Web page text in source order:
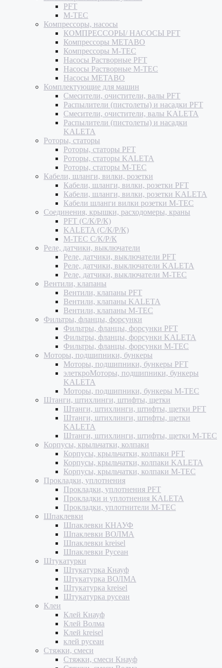
PFT
M-TEC
Компрессоры, насосы
КОМПРЕССОРЫ/ НАСОСЫ PFT
Компрессоры METABO
Компрессоры M-TEC
Насосы Растворные PFT
Насосы Растворные M-TEC
Насосы METABO
Комплектующие для машин
Смесители, очистители, валы PFT
Распылители (пистолеты) и насадки PFT
Смесители, очистители, валы KALETA
Распылители (пистолеты) и насадки
KALETA
Роторы, статоры
Роторы, статоры PFT
Роторы, статоры KALETA
Роторы, статоры M-TEC
Кабели, шланги, вилки, розетки
Кабели, шланги, вилки, розетки PFT
Кабели, шланги, вилки, розетки KALETA
Кабели шланги вилки розетки M-TEC
Соединения, крышки, расходомеры, краны
PFT (С/К/Р/К)
KALETA (С/К/Р/К)
M-TEC С/К/Р/К
Реле, датчики, выключатели
Реле, датчики, выключатели PFT
Реле, датчики, выключатели KALETA
Реле, датчики, выключатели M-TEC
Вентили, клапаны
Вентили, клапаны PFT
Вентили, клапаны KALETA
Вентили, клапаны M-TEC
Фильтры, фланцы, форсунки
Фильтры, фланцы, форсунки PFT
Фильтры, фланцы, форсунки KALETA
Фильтры, фланцы, форсунки M-TEC
Моторы, подшипники, бункеры
Моторы, подшипники, бункеры PFT
элеткроМоторы, подшипники, бункеры
KALETA
Моторы, подшипники, бункеры M-TEC
Штанги, штихлинги, штифты, щетки
Штанги, штихлинги, штифты, щетки PFT
Штанги, штихлинги, штифты, щетки
KALETA
Штанги, штихлинги, штифты, щетки M-TEC
Корпусы, крыльчатки, колпаки
Корпусы, крыльчатки, колпаки PFT
Корпусы, крыльчатки, колпаки KALETA
Корпусы, крыльчатки, колпаки M-TEC
Прокладки, уплотнения
Прокладки, уплотнения PFT
Прокладки и уплотнения KALETA
Прокладки, уплотнители M-TEC
Шпаклевки
Шпаклевки КНАУФ
Шпаклевки ВОЛМА
Шпаклевки kreisel
Шпаклевки Русеан
Штукатурки
Штукатурка Кнауф
Штукатурка ВОЛМА
Штукатурка kreisel
Штукатурка русеан
Клеи
Клей Кнауф
Клей Волма
Клей kreisel
клей русеан
Стяжки, смеси
Стяжки, смеси Кнауф